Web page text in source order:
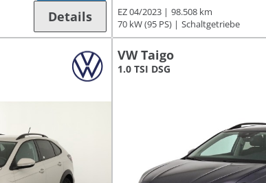
Details EZ 04/2023
98.508 km
70 kW (95 PS)
Schaltgetriebe
VW Taigo
1.0 TSI DSG